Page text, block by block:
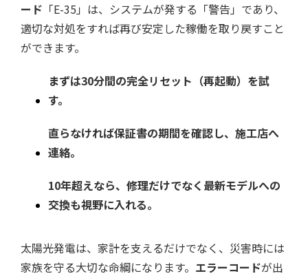
ード 「E-35」は、システムが発する「警告」であり、
適切な対処をすれば再び安定した稼働を取り戻すこと
ができます。
まずは30分間の完全リセット（再起動）を試
す。
直らなければ保証書の期間を確認し、施工店へ
連絡。
10年超えなら、修理だけでなく最新モデルへの
交換も視野に入れる。
太陽光発電は、家計を支えるだけでなく、災害時には
家族を守る大切な命綱になります。 エラーコードが出